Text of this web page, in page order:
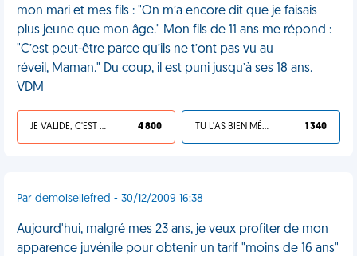
mon mari et mes fils : "On m’a encore dit que je faisais
plus jeune que mon âge." Mon fils de 11 ans me répond :
"C’est peut-être parce qu’ils ne t’ont pas vu au
réveil, Maman." Du coup, il est puni jusqu’à ses 18 ans.
VDM
JE VALIDE, C'EST UNE VDM 4 800 TU L'AS BIEN MÉRITÉ 1 340
Par demoisellefred - 30/12/2009 16:38
Aujourd'hui, malgré mes 23 ans, je veux profiter de mon
apparence juvénile pour obtenir un tarif "moins de 16 ans"